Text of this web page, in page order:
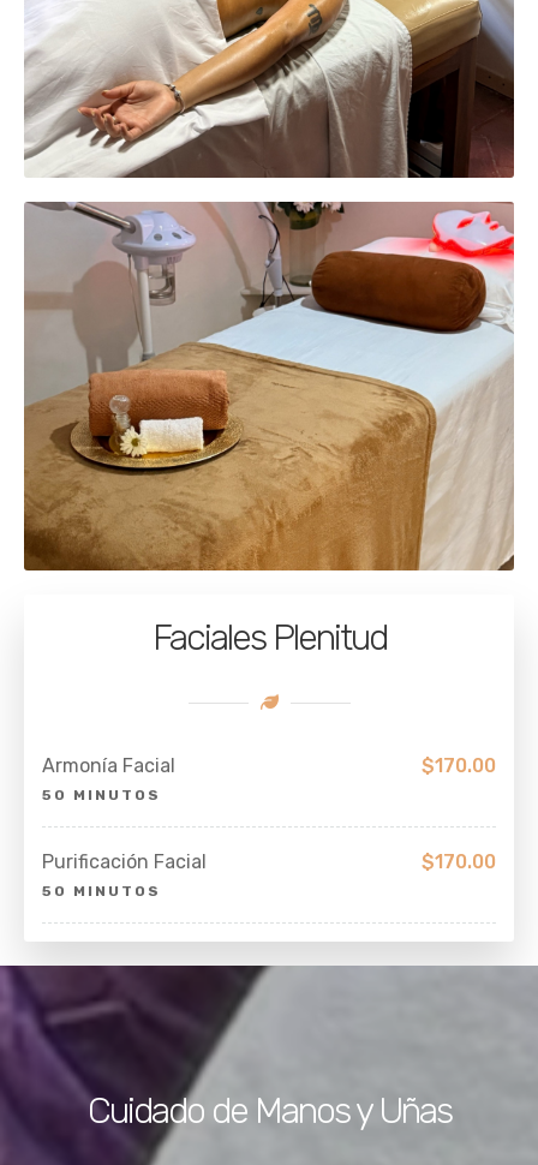
Faciales Plenitud
Armonía Facial $170.00
50 MINUTOS
Purificación Facial $170.00
50 MINUTOS
Cuidado de Manos y Uñas